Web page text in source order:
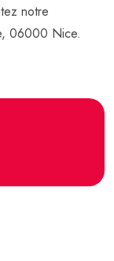
notre
06000 Nice.